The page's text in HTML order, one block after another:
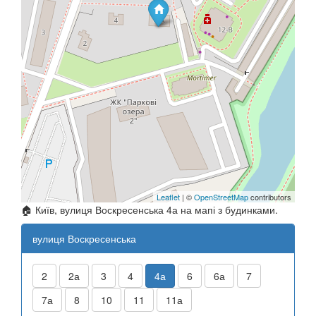
Leaflet | ©OpenStreetMapcontributors
🏠 Київ, вулиця Воскресенська 4а на мапі з будинками.
вулиця Воскресенська
2 2а 3 4 4а 6 6а
7
7а
8 10 11 11а